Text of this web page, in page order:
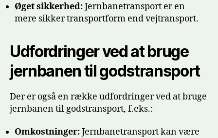
Øget sikkerhed:Jernbanetransport er en
mere sikker transportform end vejtransport.
Udfordringer ved at bruge
jernbanen til godstransport
Der er også en række udfordringer ved at bruge
jernbanen til godstransport, f.eks.:
Omkostninger:Jernbanetransport kan være